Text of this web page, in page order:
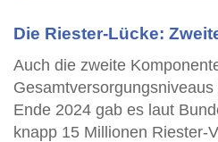
Die Riester-Lücke:
Auch die zweite
Ende 2024 gab es laut
knapp 15 Millionen Riester-